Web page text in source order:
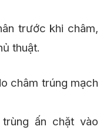
trước khi châm,
thuật.
châm trúng mạch
ấn chặt vào